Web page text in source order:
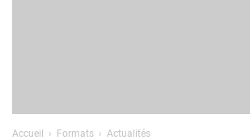
Accueil Formats
Actualités